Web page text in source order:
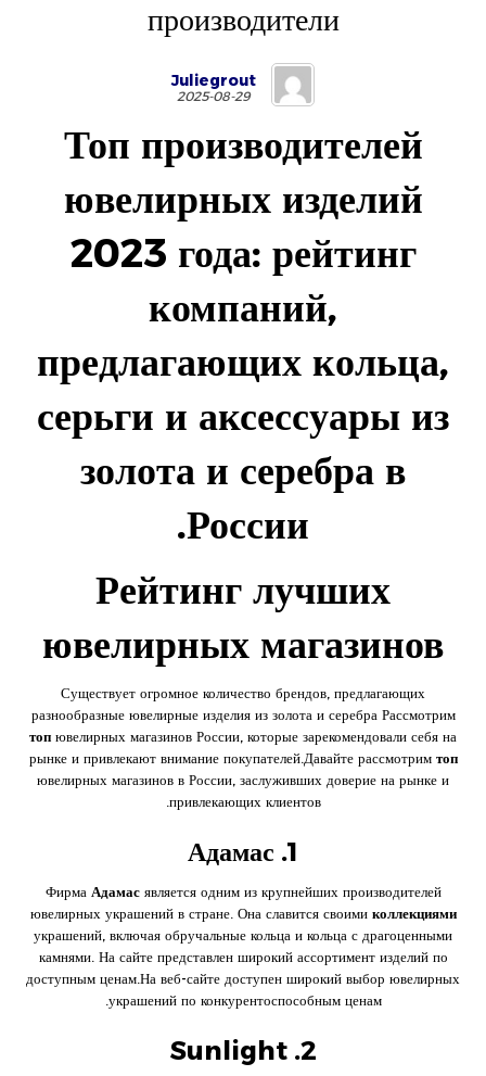
производители
Juliegrout
2025-08-29
Топ производителей
ювелирных изделий
2023 года: рейтинг
компаний,
предлагающих кольца,
серьги и аксессуары из
золота и серебра в
России.
Рейтинг лучших
ювелирных магазинов
Существует огромное количество брендов, предлагающих
разнообразные ювелирные изделия из золота и серебра Рассмотрим
топ ювелирных магазинов России, которые зарекомендовали себя на
рынке и привлекают внимание покупателей.Давайте рассмотрим топ
ювелирных магазинов в России, заслуживших доверие на рынке и
привлекающих клиентов.
1. Адамас
Фирма Адамасявляется одним из крупнейших производителей
ювелирных украшений в стране. Она славится своими коллекциями
украшений, включая обручальные кольца и кольца с драгоценными
камнями. На сайте представлен широкий ассортимент изделий по
доступным ценам.На веб-сайте доступен широкий выбор ювелирных
украшений по конкурентоспособным ценам.
2. Sunlight